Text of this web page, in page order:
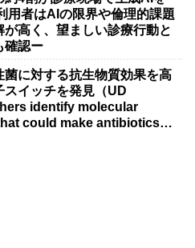
用者はAIの限界や倫理的課題
が高く、望ましい診療行動と
確認ー
菌に対する抗生物質効果を高
スイッチを発見（UD
identify molecular
could make antibiotics